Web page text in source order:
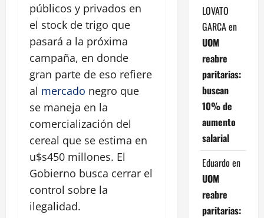
públicos y privados en
el stock de trigo que
pasará a la próxima
campaña, en donde
gran parte de eso refiere
al mercado negro que
se maneja en la
comercialización del
cereal que se estima en
u$s450 millones. El
Gobierno busca cerrar el
control sobre la
ilegalidad.
LOVATO
GARCAen
UOM
reabre
paritarias:
buscan
10% de
aumento
salarial
Eduardo en
UOM
reabre
paritarias: